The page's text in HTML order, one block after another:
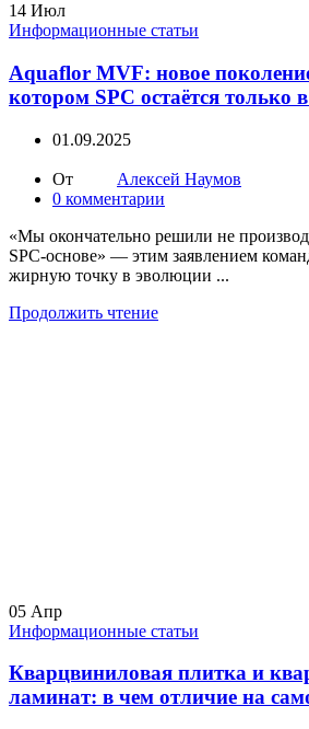
14 Июл
Информационные статьи
Aquaflor MVF: новое
котором SPC остаётся только
01.09.2025
От
Алексей Наумов
0 комментарии
«Мы окончательно решили не
SPC-основе» — этим заявлением
жирную точку в эволюции ...
Продолжить чтение
05 Апр
Информационные статьи
Кварцвиниловая плитка и
ламинат: в чем отличие на